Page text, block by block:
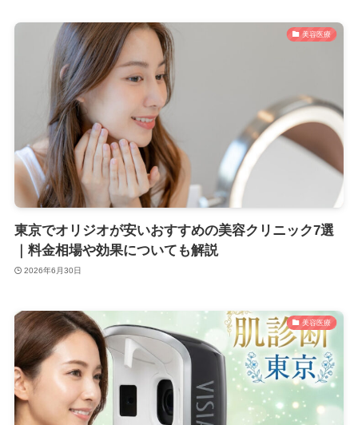
美容医療
東京でオリジオが安いおすすめの美容クリニック7選
｜料金相場や効果についても解説
2026年6月30日
美容医療